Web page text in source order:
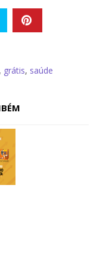
, grátis, saúde